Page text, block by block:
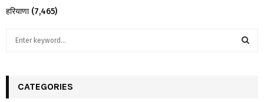
हरियाणा(7,465)
h
CATEGORIES